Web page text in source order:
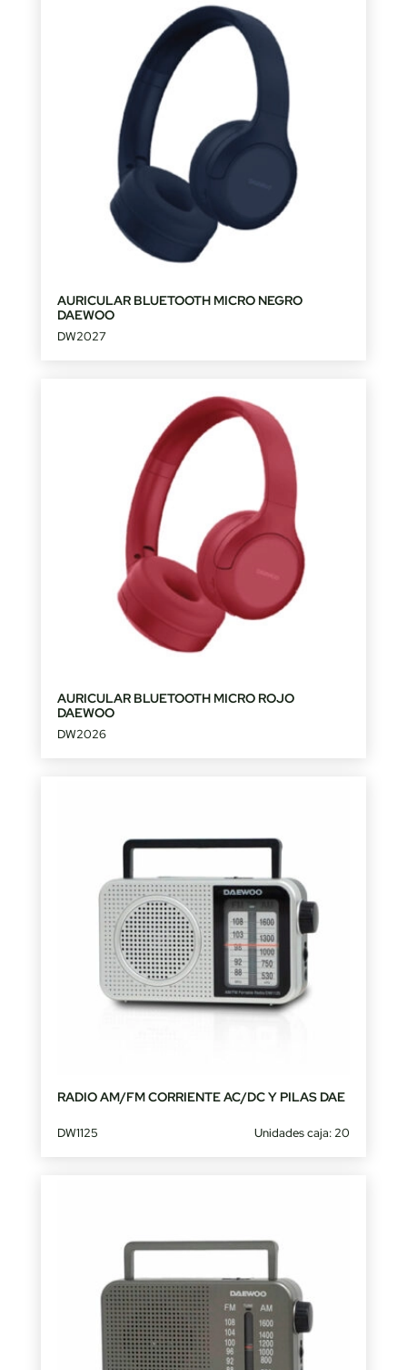
AURICULAR BLUETOOTH MICRO NEGRO
DAEWOO
DW2027
AURICULAR BLUETOOTH MICRO ROJO
DAEWOO
DW2026
RADIO AM/FM CORRIENTE AC/DC Y PILAS DAE
DW1125 Unidades caja: 20